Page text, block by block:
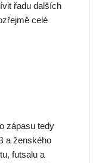
řadu dalších
celé
zápasu tedy
a ženského
futsalu a